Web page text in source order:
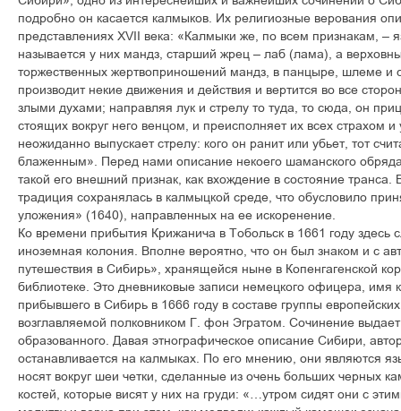
подробно он касается калмыков. Их религиозные верования
представлениях XVII века: «Калмыки же, по всем признакам, –
называется у них мандз, старший жрец – лаб (лама), а
торжественных жертвоприношений мандз, в панцыре, шлеме и
производит некие движения и действия и вертится во все
злыми духами; направляя лук и стрелу то туда, то сюда, он
стоящих вокруг него венцом, и преисполняет их всех страхом
неожиданно выпускает стрелу: кого он ранит или убьет, тот
блаженным». Перед нами описание некоего шаманского
такой его внешний признак, как вхождение в состояние
традиция сохранялась в калмыцкой среде, что обусловило
уложения» (1640), направленных на ее искоренение.
Ко времени прибытия Крижанича в Тобольск в 1661 году здесь
иноземная колония. Вполне вероятно, что он был знаком и с
путешествия в Сибирь», хранящейся ныне в Копенгагенской
библиотеке. Это дневниковые записи немецкого офицера, имя
прибывшего в Сибирь в 1666 году в составе группы
возглавляемой полковником Г. фон Эгратом. Сочинение
образованного. Давая этнографическое описание Сибири,
останавливается на калмыках. По его мнению, они являются
носят вокруг шеи четки, сделанные из очень больших черных
костей, которые висят у них на груди: «…утром сидят они с